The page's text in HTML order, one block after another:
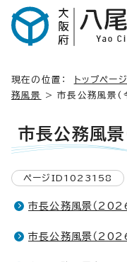
現在の位置： トップページ
務風景
> 市長公務風景(
市長公務風
ページID1023158
市長公務風景（
市長公務風景（